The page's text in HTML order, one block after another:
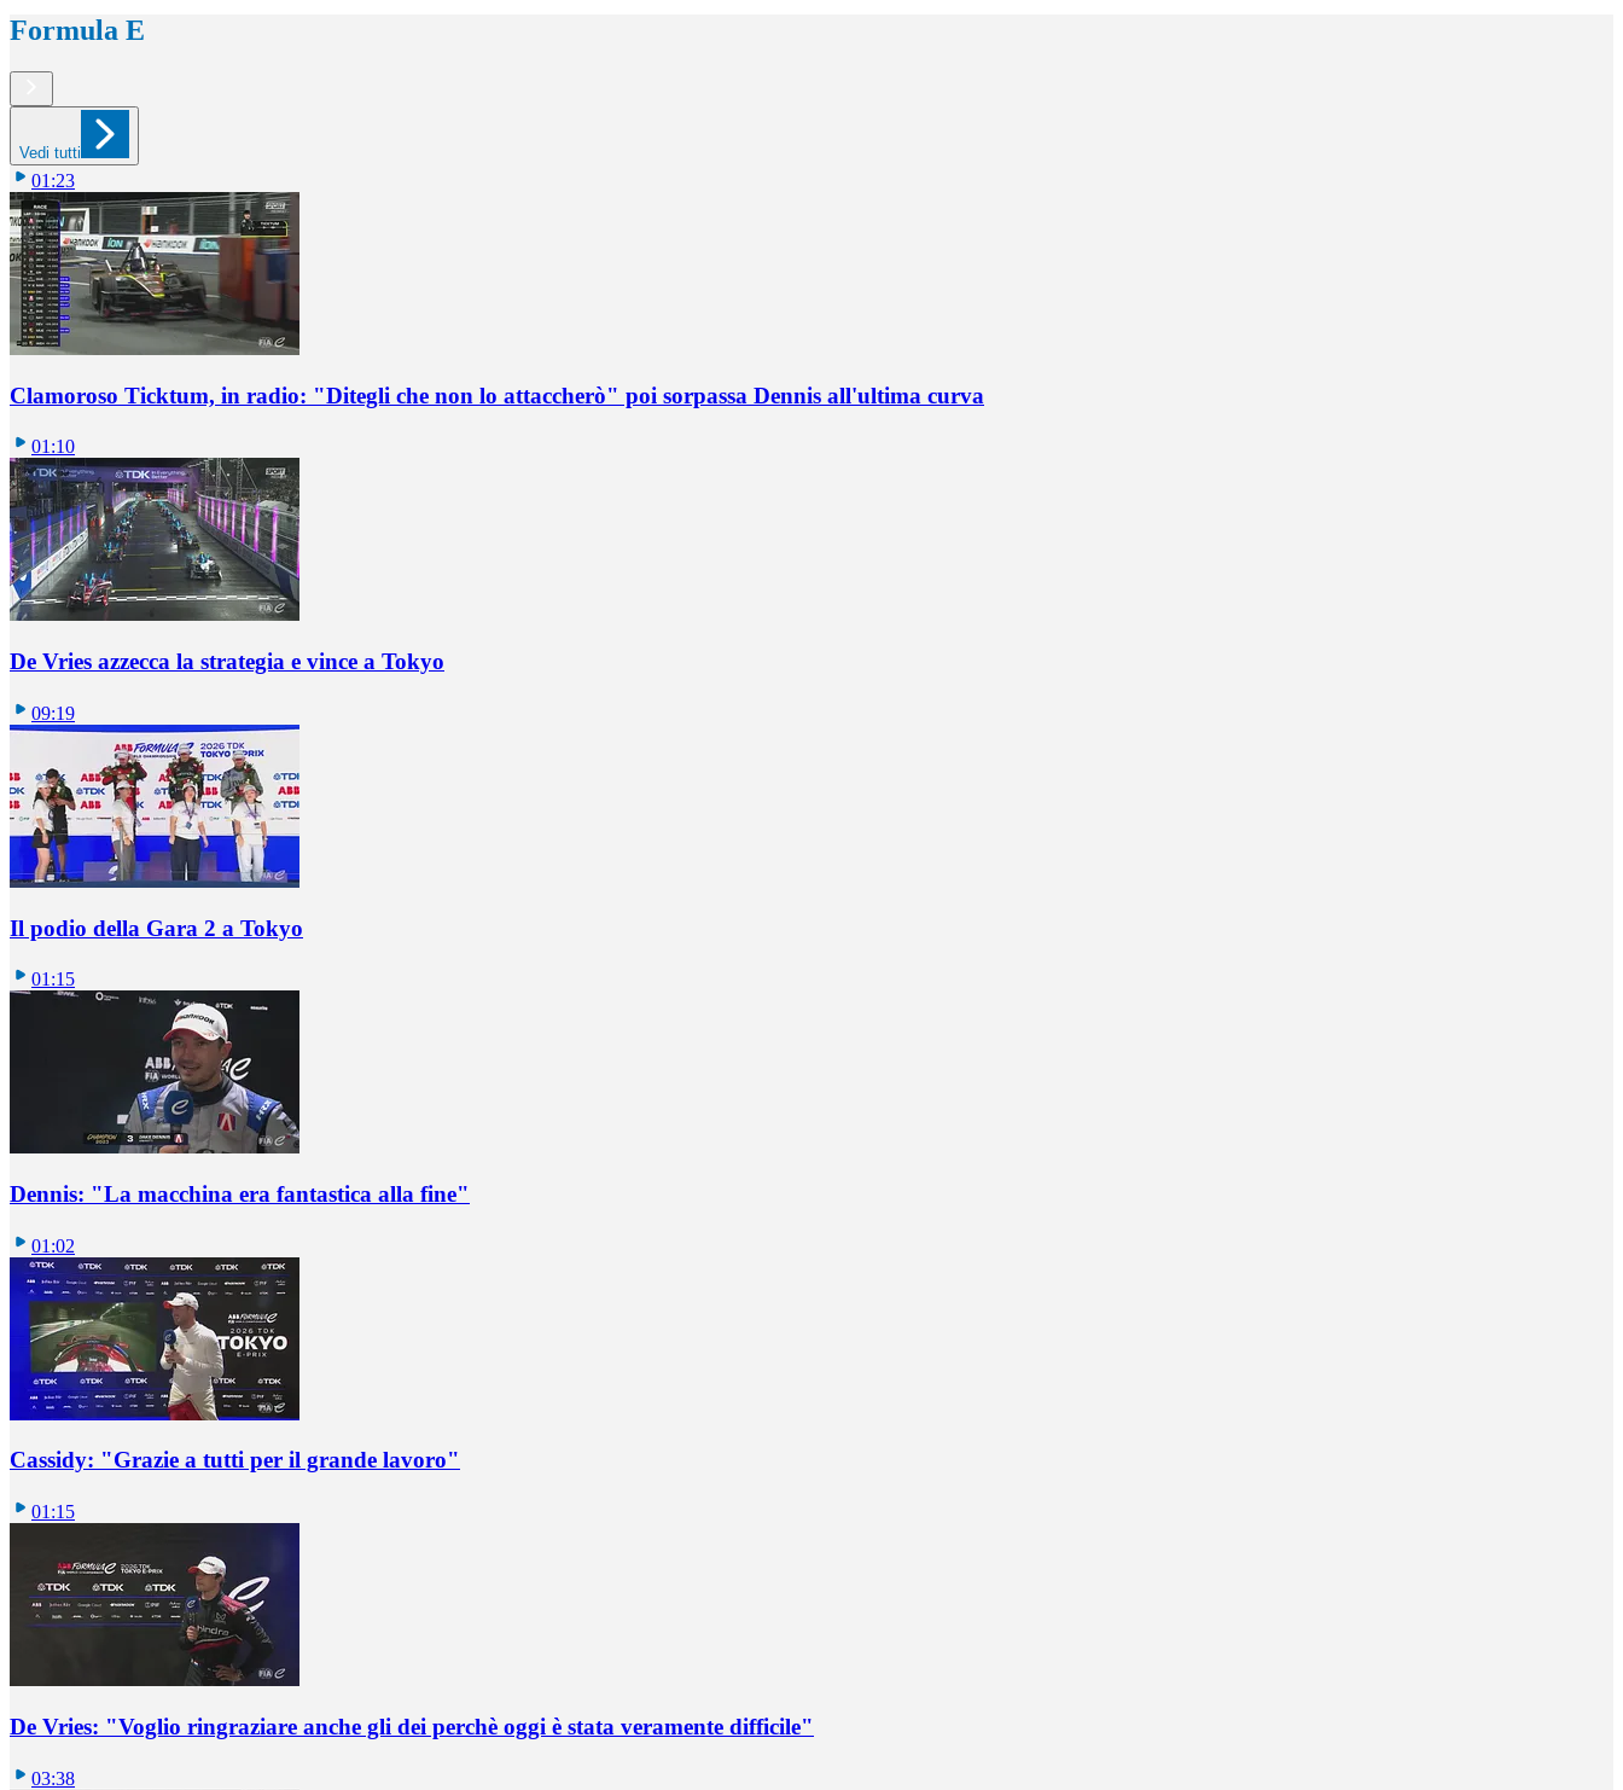
Formula E
Vedi tutti
01:23
Clamoroso Ticktum, in radio: "Ditegli che non lo attaccherò" poi sorpassa Dennis all'ultima curva
01:10
De Vries azzecca la strategia e vince a Tokyo
09:19
Il podio della Gara 2 a Tokyo
01:15
Dennis: "La macchina era fantastica alla fine"
01:02
Cassidy: "Grazie a tutti per il grande lavoro"
01:15
De Vries: "Voglio ringraziare anche gli dei perchè oggi è stata veramente difficile"
03:38